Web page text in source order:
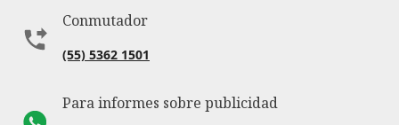
Conmutador
(55) 5362 1501
Para informes sobre publicidad